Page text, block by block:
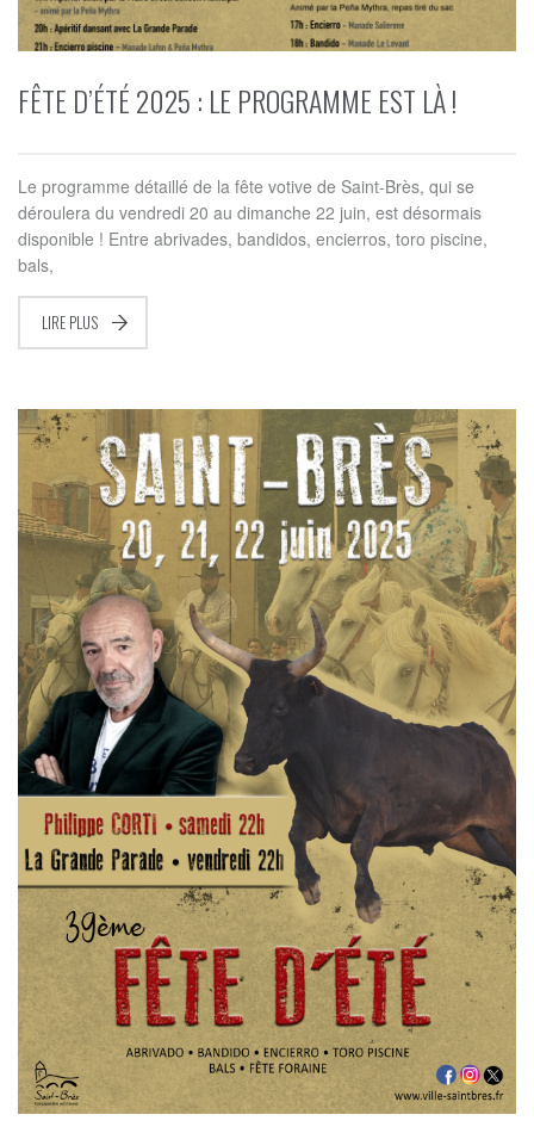
FÊTE D’ÉTÉ 2025 : LE PROGRAMME EST LÀ !
Le programme détaillé de la fête votive de Saint-Brès, qui se
déroulera du vendredi 20 au dimanche 22 juin, est désormais
disponible ! Entre abrivades, bandidos, encierros, toro piscine,
bals,
LIRE PLUS